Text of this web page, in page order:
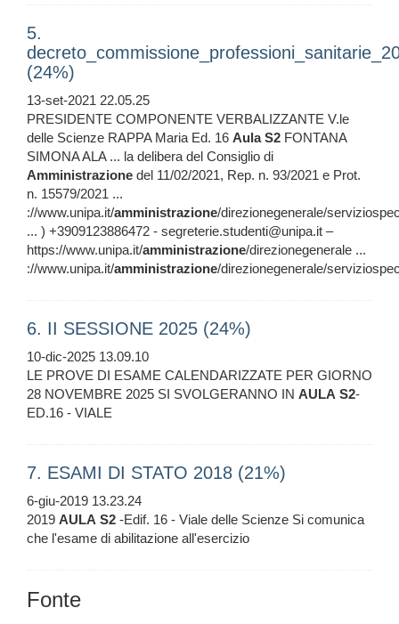
5.
(24%)
13-set-2021 22.05.25
PRESIDENTE COMPONENTE VERBALIZZANTE V.le
delle Scienze RAPPA Maria Ed. 16 Aula S2 FONTANA
SIMONA ALA ... la delibera del Consiglio di
Amministrazione del 11/02/2021, Rep. n. 93/2021 e Prot.
n. 15579/2021 ...
://www.unipa.it/amministrazione/direzionegenerale/
... ) +3909123886472 - segreterie.studenti@unipa.it –
https://www.unipa.it/amministrazione/direzionegenerale ...
://www.unipa.it/amministrazione/direzionegenerale/
6. II SESSIONE 2025 (24%)
10-dic-2025 13.09.10
LE PROVE DI ESAME CALENDARIZZATE PER GIORNO
28 NOVEMBRE 2025 SI SVOLGERANNO IN AULA S2-
ED.16 - VIALE
7. ESAMI DI STATO 2018 (21%)
6-giu-2019 13.23.24
2019 AULA S2 -Edif. 16 - Viale delle Scienze Si comunica
che l'esame di abilitazione all'esercizio
Fonte